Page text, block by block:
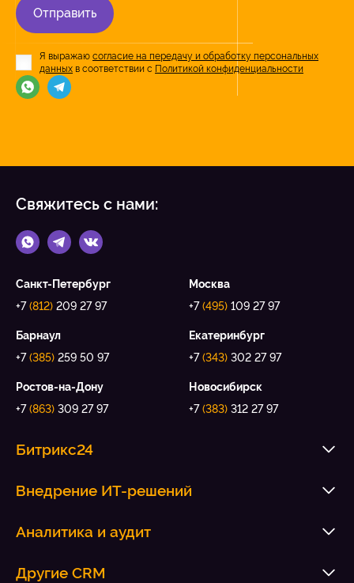
Отправить
Я выражаю согласие на передачу и обработку персональных
данных в соответствии с Политикой конфиденциальности
Свяжитесь с нами:
Санкт-Петербург
+7(812) 209 27 97
Москва
+7(495) 109 27 97
Барнаул
+7(385) 259 50 97
Екатеринбург
+7(343) 302 27 97
Ростов-на-Дону
+7(863) 309 27 97
Новосибирск
+7(383) 312 27 97
Битрикс24
Внедрение ИТ-решений
Аналитика и аудит
Другие CRM